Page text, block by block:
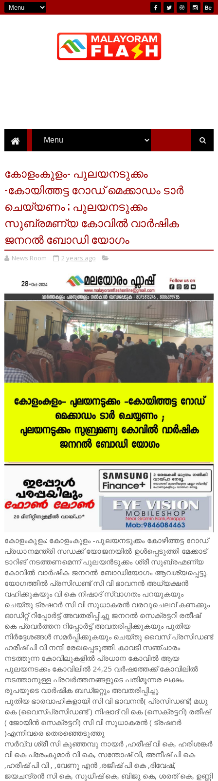
കോളംകുളം- പുലയനടുക്കം
-കോയിത്തട്ട റോഡ് മെക്കാഡം ടാർ
ചെയ്യണം ; പുലയനടുക്കം
സുബ്രമണ്യ കോവിൽ വാർഷിക
ജനറൽ ബോഡി യോഗം
News Room 2 years ago
കോളംകുളം: കോളംകുളം -പുലയനടുക്കം കോഴിത്തട്ട റോഡ്
പ്രധാനമന്ത്രി സഡക്ക് യോജനയിൽ ഉൾപ്പെടുത്തി മേക്കാട്
ടാറിങ് നടത്തണമെന്ന് പുലയൻടുക്കം ശ്രീ സുബ്രഹ്മണ്യ
കോവിൽ വാർഷിക ജനറൽ ബോഡിയോഗം ആവശ്യപ്പെട്ടു.
യോഗത്തിൽ പ്രസിഡണ്ട് സി വി ഭാവനൻ അധ്യക്ഷൻ
വഹിക്കുകയും വി കെ നിഷാദ് സ്വാഗതം പറയുകയും
ചെയ്തു ട്രഷറർ സി വി സുധാകരൻ വരവുചെലവ് കണക്കും
ഓഡിറ്റ് റിപ്പോർട്ട് അവതരിപ്പിച്ചു ജനറൽ സെക്രട്ടറി രതീഷ്
കെ പ്രവർത്തന റിപ്പോർട്ട് അവതരിപ്പിക്കുകയും പുതിയ
നിർദ്ദേശങ്ങൾ സമർപ്പിക്കുകയും ചെയ്തു വൈസ് പ്രസിഡണ്ട്
ഹരീഷ് പി വി നന്ദി രേഖപ്പെടുത്തി. കാവടി സഞ്ചാരം
നടത്തുന്ന കോവിലുകളിൽ പ്രധാന കോവിൽ ആയ
പുലയനടക്കം കോവിലിൽ 24,25 വർഷത്തേക്ക് കോവിലിൽ
നടത്താനുള്ള പ്രവർത്തനങ്ങളുടെ പതിമൂന്നര ലക്ഷം
രൂപയുടെ വാർഷിക ബഡ്ജറ്റും അവതരിപ്പിച്ചു.
പുതിയ ഭാരവാഹികളായി സി വി ഭാവനൻ( പ്രസിഡണ്ട്) മധു
കെ (വൈസ്പ്രസിഡണ്ട് ) നിഷാദ് വി കെ (സെക്രട്ടറി) രതീഷ്
( ജോയിൻ സെക്രട്ടറി) സി വി സുധാകരൻ ( ട്രഷറർ
)എന്നിവരെ തെരഞ്ഞെടുത്തു
സർവ്വ ശ്രീ സി കുഞ്ഞമ്പു നായർ ,ഹരീഷ് വി കെ, ഹരിശങ്കർ
വി കെ പ്രേംകുമാർ വി കെ, സന്തോഷ് വി, അനീഷ് പി കെ
,ഹരീഷ് പി വി , ,വേണു എൻ ,രജീഷ് പി കെ ,ദിവേഷ്,
ജയചന്ദ്രൻ സി കെ, സുധീഷ് കെ, ബിജു കെ, ശരത് കെ, ഉണ്ണി